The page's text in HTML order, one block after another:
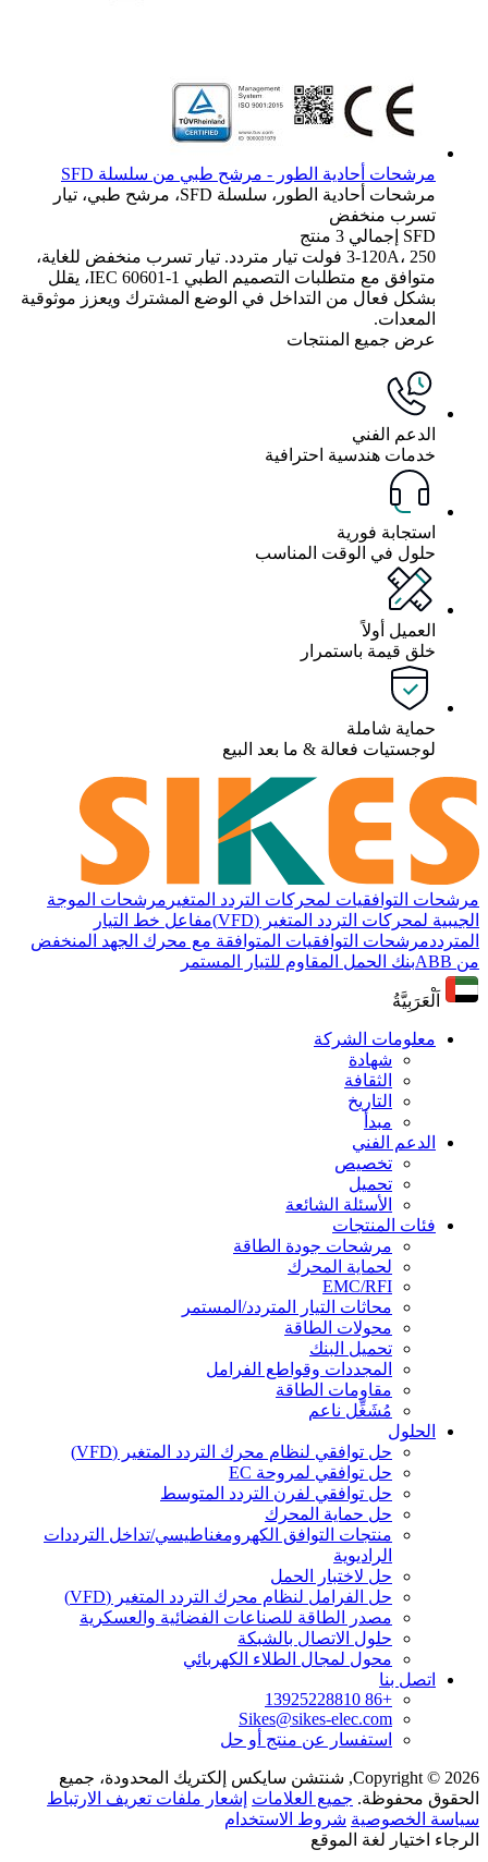
مرشحات أحادية الطور - مرشح طبي من سلسلة SFD
مرشحات أحادية الطور، سلسلة SFD، مرشح طبي، تيار
تسرب منخفض
SFD إجمالي 3 منتج
3-120A، 250 فولت تيار متردد. تيار تسرب منخفض للغاية،
متوافق مع متطلبات التصميم الطبي IEC 60601-1، يقلل
بشكل فعال من التداخل في الوضع المشترك ويعزز موثوقية
المعدات.
عرض جميع المنتجات
الدعم الفني
خدمات هندسية احترافية
استجابة فورية
حلول في الوقت المناسب
العميل أولاً
خلق قيمة باستمرار
حماية شاملة
لوجستيات فعالة & ما بعد البيع
مرشحات التوافقيات لمحركات التردد المتغير مرشحات الموجة
الجيبية لمحركات التردد المتغير (VFD)
مفاعل خط التيار
المترددمرشحات التوافقيات المتوافقة مع محرك الجهد المنخفض
من ABB
بنك الحمل المقاوم للتيار المستمر
اَلْعَرَبِيَّةُ
معلومات الشركة
شهادة
الثقافة
التاريخ
مبدأ
الدعم الفني
تخصيص
تحميل
الأسئلة الشائعة
فئات المنتجات
مرشحات جودة الطاقة
لحماية المحرك
EMC/RFI
محاثات التيار المتردد/المستمر
محولات الطاقة
تحميل البنك
المجددات وقواطع الفرامل
مقاومات الطاقة
مُشَغِّل ناعم
الحلول
حل توافقي لنظام محرك التردد المتغير (VFD)
حل توافقي لمروحة EC
حل توافقي لفرن التردد المتوسط
حل حماية المحرك
منتجات التوافق الكهرومغناطيسي/تداخل الترددات
الراديوية
حل لاختبار الحمل
حل الفرامل لنظام محرك التردد المتغير (VFD)
مصدر الطاقة للصناعات الفضائية والعسكرية
حلول الاتصال بالشبكة
محول لمجال الطلاء الكهربائي
اتصل بنا
+86 13925228810
Sikes@sikes-elec.com
استفسار عن منتج أو حل
Copyright © 2026, شنتشن سايكس إلكتريك المحدودة، جميع
الحقوق محفوظة. جميع العلامات إشعار ملفات تعريف الارتباط
سياسة الخصوصية شروط الاستخدام
الرجاء اختيار لغة الموقع